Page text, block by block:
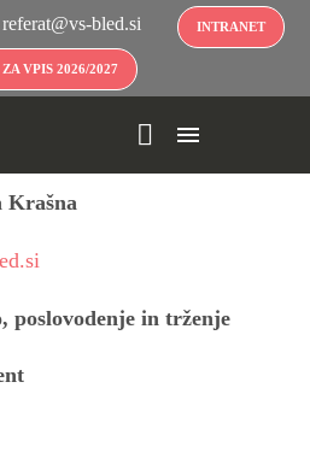
referat@vs-bled.si INTRANET
VPIS 2026/2027
Krašna
poslovodenje in trženje